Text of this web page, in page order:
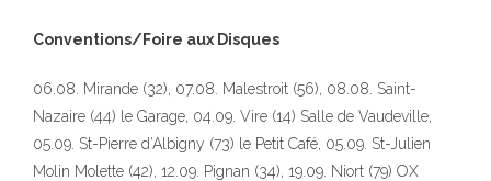
Conventions/Foire aux Disques
06.08. Mirande (32), 07.08. Malestroit (56), 08.08. Saint-
Nazaire (44) le Garage, 04.09. Vire (14) Salle de Vaudeville,
05.09. St-Pierre d’Albigny (73) le Petit Café, 05.09. St-Julien
Molin Molette (42), 12.09. Pignan (34), 19.09. Niort (79) OX